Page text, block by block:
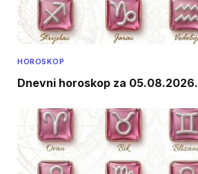
HOROSKOP
Dnevni horoskop za 05.08.2026.